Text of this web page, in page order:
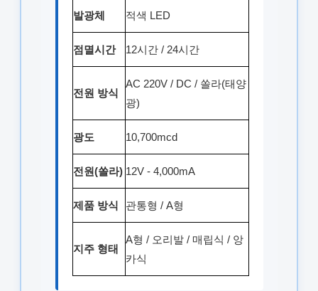
발광체 적색 LED
점멸시간 12시간 / 24시간
전원 방식
AC 220V / DC / 쏠라(태양
광)
광도 10,700mcd
전원(쏠라) 12V - 4,000mA
제품 방식 관통형 / A형
지주 형태
A형 / 오리발 / 매립식 / 앙
카식